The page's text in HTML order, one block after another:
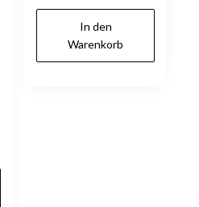
In den
Warenkorb